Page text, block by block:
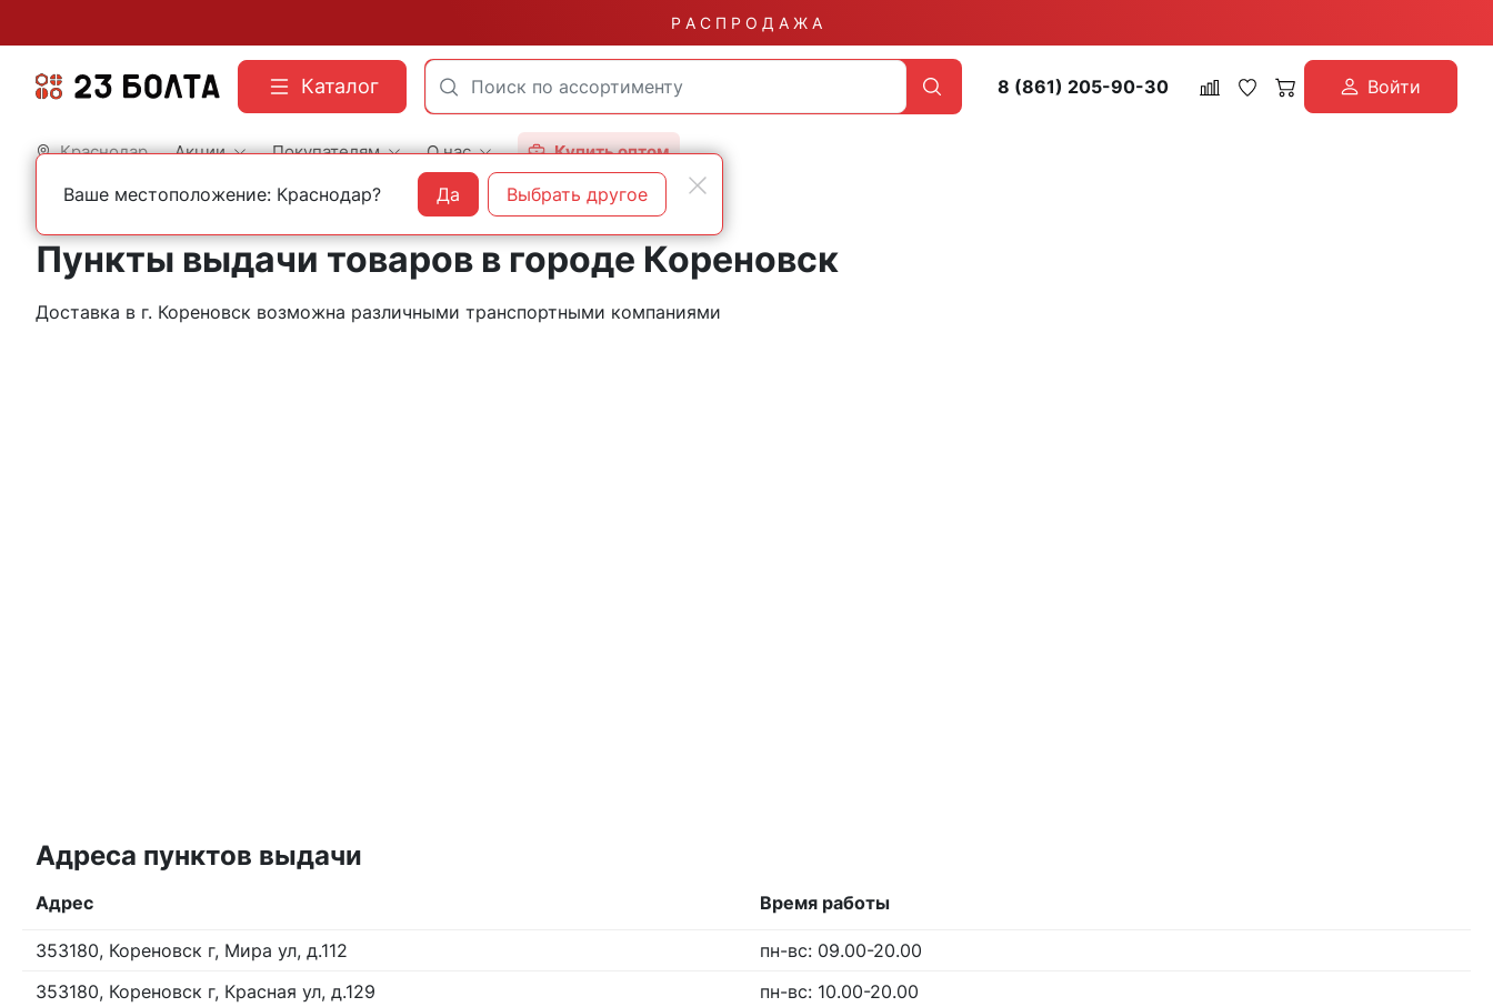
Р А С П Р О Д А Ж А
Каталог 8 (861) 205-90-30 Войти
Краснодар Акции Покупателям О нас Купить оптом
Главная Контакты Кореновск
Пункты выдачи товаров в городе Кореновск
Доставка в г. Кореновск возможна различными транспортными компаниями
Адреса пунктов выдачи
Адрес Время работы
353180, Кореновск г, Мира ул, д.112
пн-вс: 09.00-20.00
353180, Кореновск г, Красная ул, д.129
пн-вс: 10.00-20.00
Ваше местоположение: Краснодар? Да Выбрать другое